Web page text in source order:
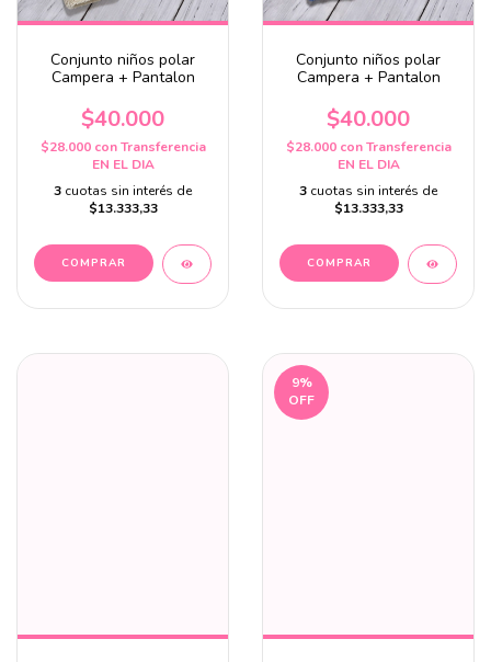
Conjunto niños polar
Campera + Pantalon
$40.000
$28.000 con Transferencia
EN EL DIA
3 cuotas sin interés de
$13.333,33
COMPRAR
Conjunto niños polar
Campera + Pantalon
$40.000
$28.000 con Transferencia
EN EL DIA
3 cuotas sin interés de
$13.333,33
COMPRAR
9%
OFF